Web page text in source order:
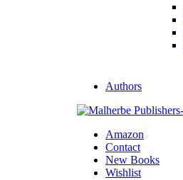
Authors
Amazon
Contact
New Books
Wishlist